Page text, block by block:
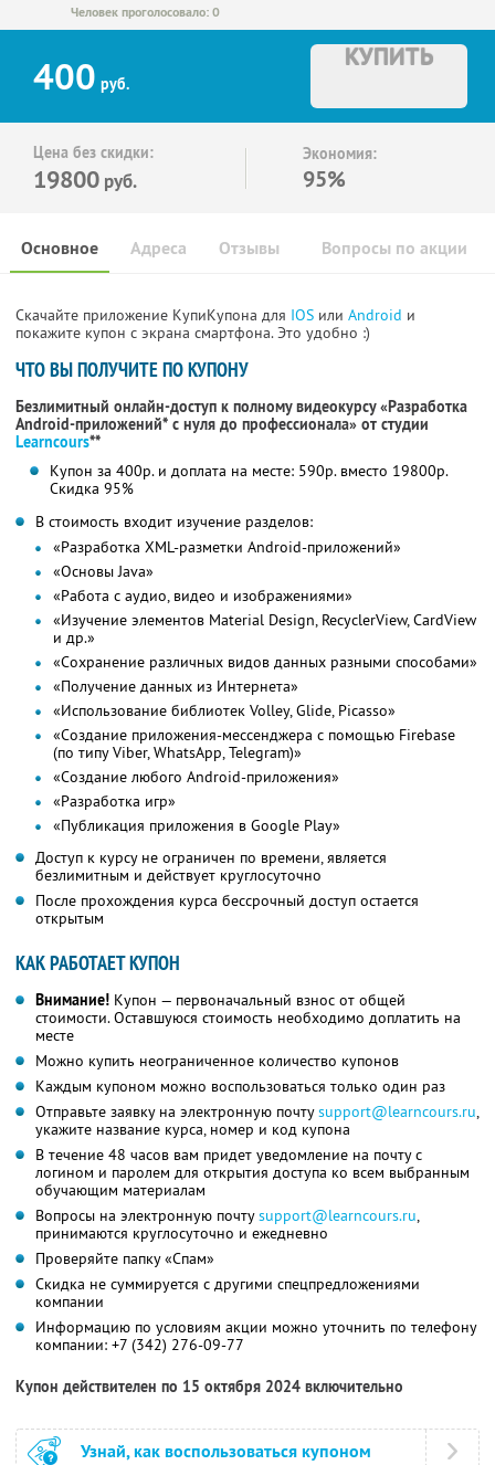
Человек проголосовало: 0
400 руб.
КУПИТЬ
Цена без скидки:
19800 руб.
Экономия:
95%
Основное Отзывы Вопросы по акции
Адреса
Скачайте приложение КупиКупона для IOS или Android и
покажите купон с экрана смартфона. Это удобно :)
ЧТО ВЫ ПОЛУЧИТЕ ПО КУПОНУ
Безлимитный онлайн-доступ к полному видеокурсу «Разработка
Android-приложений* с нуля до профессионала» от студии
Learncours**
Купон за 400р. и доплата на месте: 590р. вместо 19800р.
Скидка 95%
В стоимость входит изучение разделов:
«Разработка XML-разметки Android-приложений»
«Основы Java»
«Работа с аудио, видео и изображениями»
«Изучение элементов Material Design, RecyclerView, CardView
и др.»
«Сохранение различных видов данных разными способами»
«Получение данных из Интернета»
«Использование библиотек Volley, Glide, Picasso»
«Создание приложения-мессенджера с помощью Firebase
(по типу Viber, WhatsApp, Telegram)»
«Создание любого Android-приложения»
«Разработка игр»
«Публикация приложения в Google Play»
Доступ к курсу не ограничен по времени, является
безлимитным и действует круглосуточно
После прохождения курса бессрочный доступ остается
открытым
КАК РАБОТАЕТ КУПОН
Внимание! Купон — первоначальный взнос от общей
стоимости. Оставшуюся стоимость необходимо доплатить на
месте
Можно купить неограниченное количество купонов
Каждым купоном можно воспользоваться только один раз
Отправьте заявку на электронную почтуsupport@learncours.ru,
укажите название курса, номер и код купона
В течение 48 часов вам придет уведомление на почту с
логином и паролем для открытия доступа ко всем выбранным
обучающим материалам
Вопросы на электронную почтуsupport@learncours.ru,
принимаются круглосуточно и ежедневно
Проверяйте папку «Спам»
Скидка не суммируется с другими спецпредложениями
компании
Информацию по условиям акции можно уточнить по телефону
компании: +7 (342) 276-09-77
Купон действителен по 15 октября 2024 включительно
Узнай, как воспользоваться купоном